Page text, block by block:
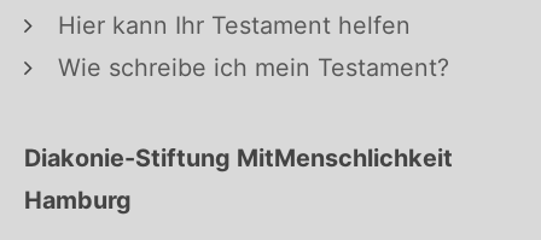
Hier kann Ihr Testament helfen
Wie schreibe ich mein Testament?
Diakonie-Stiftung MitMenschlichkeit
Hamburg